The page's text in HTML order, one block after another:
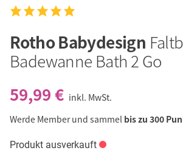
Rotho Babydesign
Badewanne Bath 2 Go
59,99 € inkl. MwSt.
Werde Member und sammel bis zu 300
Produkt ausverkauft